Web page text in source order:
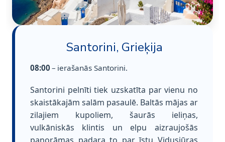
Santorini, Grieķija
08:00 – ierašanās Santorini.
Santorini pelnīti tiek uzskatīta par vienu no
skaistākajām salām pasaulē. Baltās mājas ar
zilajiem kupoliem, šaurās ieliņas,
vulkāniskās klintis un elpu aizraujošās